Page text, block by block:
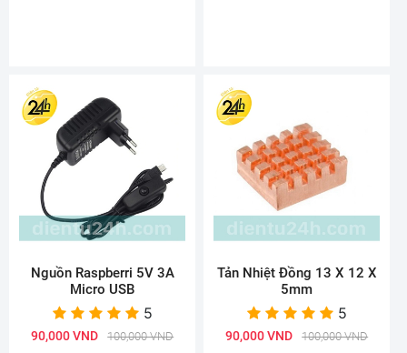
Nguồn Raspberri 5V 3A
Micro USB
5
90,000 VND 100,000 VND
Tản Nhiệt Đồng 13 X 12 X
5mm
5
90,000 VND 100,000 VND